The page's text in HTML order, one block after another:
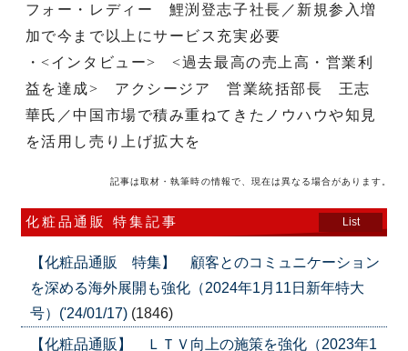
フォー・レディー 鯉渕登志子社長／新規参入増
加で今まで以上にサービス充実必要
・<インタビュー> <過去最高の売上高・営業利
益を達成> アクシージア 営業統括部長 王志
華氏／中国市場で積み重ねてきたノウハウや知見
を活用し売り上げ拡大を
記事は取材・執筆時の情報で、現在は異なる場合があります。
化粧品通販 特集記事 List
【化粧品通販 特集】 顧客とのコミュニケーション
を深める海外展開も強化（2024年1月11日新年特大
号）('24/01/17) (1846)
【化粧品通販】 ＬＴＶ向上の施策を強化（2023年1